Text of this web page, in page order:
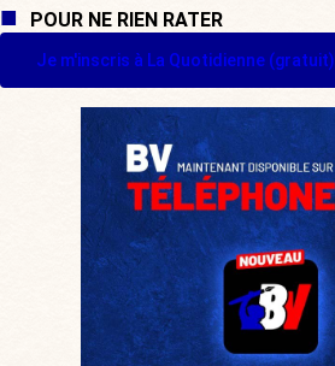
POUR NE RIEN RATER
Je m'inscris à La Quotidienne (gratuit)